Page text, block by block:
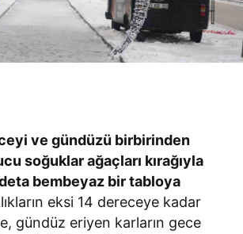
ve gündüzü birbirinden
soğuklar ağaçları kırağıyla
bembeyaz bir tabloya
eksi 14 dereceye kadar
gündüz eriyen karların gece